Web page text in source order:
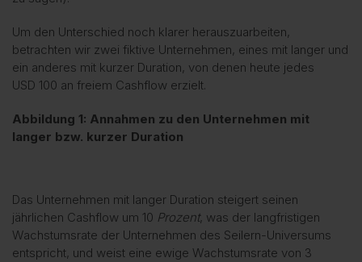
Um den Unterschied noch klarer herauszuarbeiten,
betrachten wir zwei fiktive Unternehmen, eines mit langer und
ein anderes mit kurzer Duration, von denen heute jedes
USD 100 an freiem Cashflow erzielt.
Abbildung 1: Annahmen zu den Unternehmen mit
langer bzw. kurzer Duration
Das Unternehmen mit langer Duration steigert seinen
jährlichen Cashflow um 10 Prozent, was der langfristigen
Wachstumsrate der Unternehmen des Seilern-Universums
entspricht, und weist eine ewige Wachstumsrate von 3